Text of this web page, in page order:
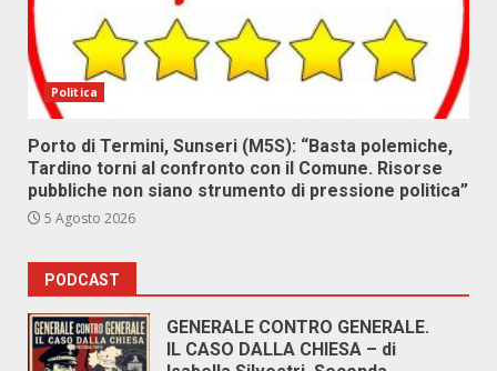
Politica
Porto di Termini, Sunseri (M5S): “Basta polemiche,
Tardino torni al confronto con il Comune. Risorse
pubbliche non siano strumento di pressione politica”
5 Agosto 2026
PODCAST
GENERALE CONTRO GENERALE.
IL CASO DALLA CHIESA – di